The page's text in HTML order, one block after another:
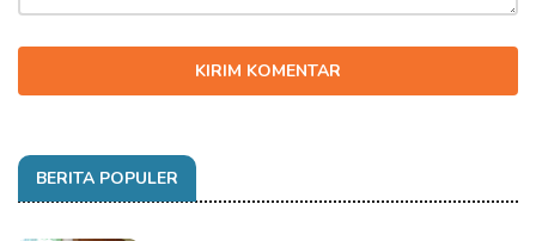
KIRIM KOMENTAR
BERITA POPULER